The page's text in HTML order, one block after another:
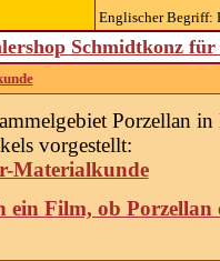
Englischer Begriff:
Schmidtkonz
Porzellan in
vorgestellt:
Materialkunde
ein Film, ob Porzellan